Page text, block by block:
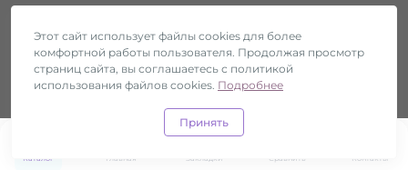
Каталог Главная Закладки
0
Сравнить Контакты
Работает наocStore
Секс-шоп Htyvka © 2026
Этот сайт использует файлы cookies для более
комфортной работы пользователя. Продолжая просмотр
страниц сайта, вы соглашаетесь с политикой
использования файлов cookies. Подробнее
Принять